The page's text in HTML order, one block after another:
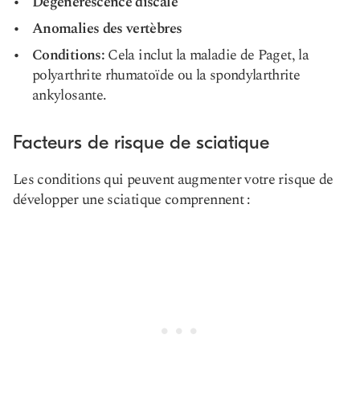
Anomalies des vertèbres
Conditions:Cela inclut la maladie de Paget, la
polyarthrite rhumatoïde ou la spondylarthrite
ankylosante.
Facteurs de risque de sciatique
Les conditions qui peuvent augmenter votre risque de
développer une sciatique comprennent :